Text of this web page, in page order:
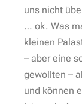
uns nicht
… ok. Was
kleinen
– aber eine
gewollten –
und können